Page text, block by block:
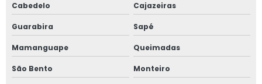
Cabedelo Cajazeiras
Guarabira Sapé
Mamanguape Queimadas
São Bento Monteiro